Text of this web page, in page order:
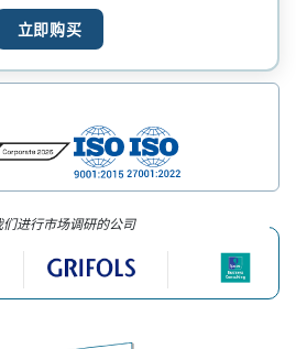
立即购买
们进行市场调研的公司